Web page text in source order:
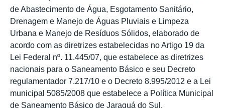
de Abastecimento de Água, Esgotamento Sanitário,
Drenagem e Manejo de Águas Pluviais e Limpeza
Urbana e Manejo de Resíduos Sólidos, elaborado de
acordo com as diretrizes estabelecidas no Artigo 19 da
Lei Federal nº. 11.445/07, que estabelece as diretrizes
nacionais para o Saneamento Básico e seu Decreto
regulamentador 7.217/10 e o Decreto 8.995/2012 e a Lei
municipal 5085/2008 que estabelece a Política Municipal
de Saneamento Básico de Jaraguá do Sul.